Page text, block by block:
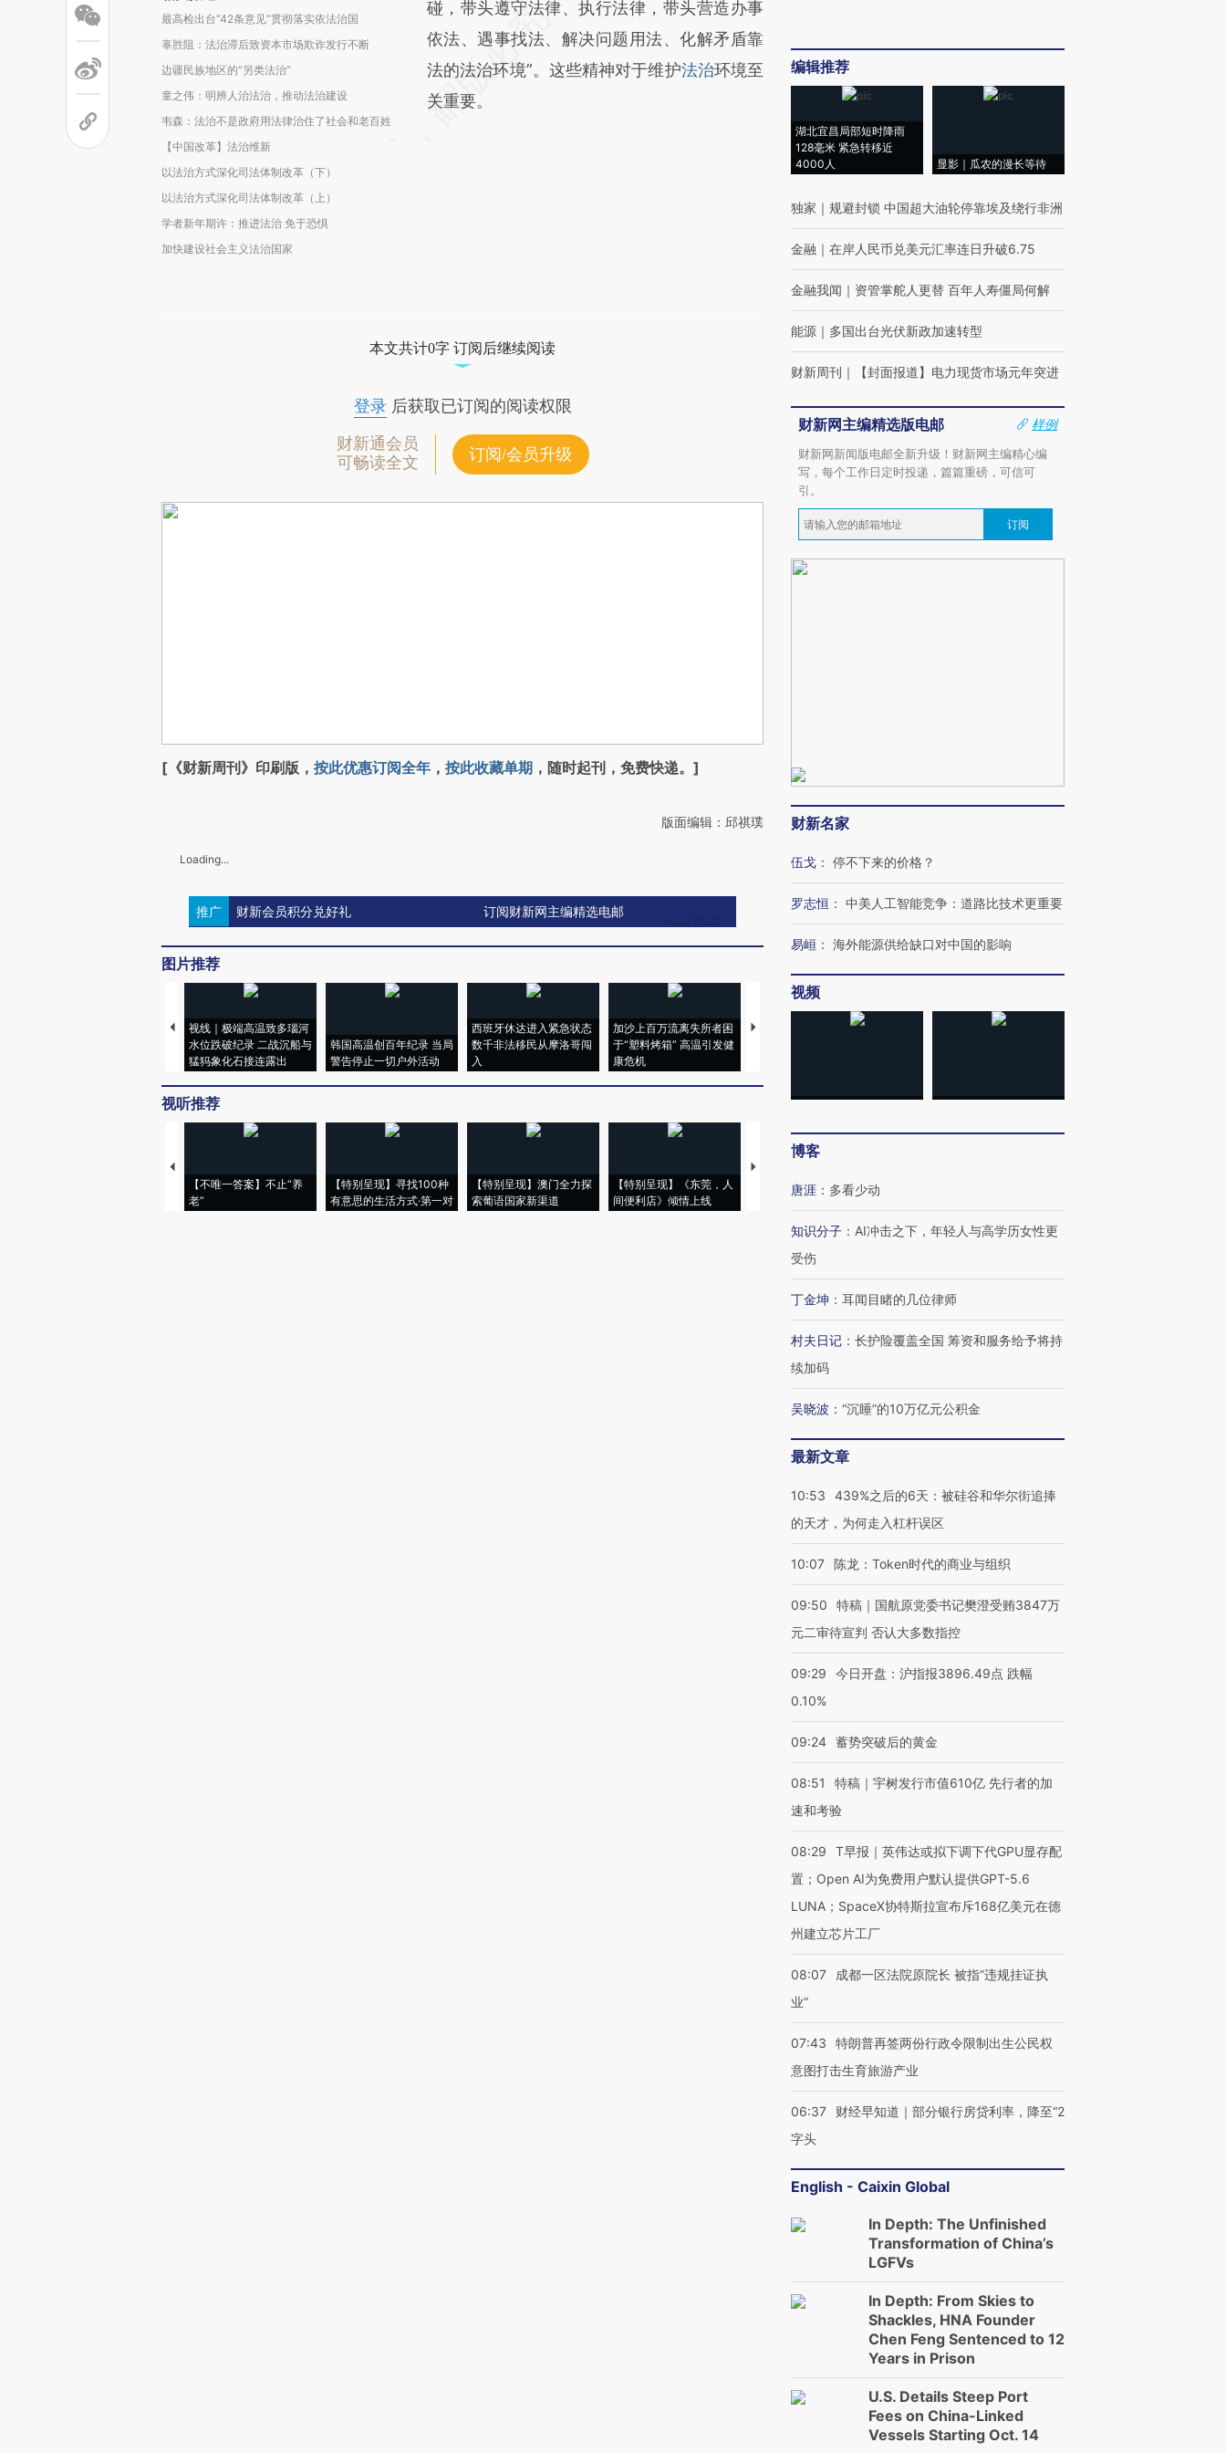
最高检出台“42条意见”贯彻落实依法治国
辜胜阻：法治滞后致资本市场欺诈发行不断
边疆民族地区的“另类法治”
童之伟：明辨人治法治，推动法治建设
韦森：法治不是政府用法律治住了社会和老百姓
【中国改革】法治维新
以法治方式深化司法体制改革（下）
以法治方式深化司法体制改革（上）
学者新年期许：推进法治 免于恐惧
加快建设社会主义法治国家
碰，带头遵守法律、执行法律，带头营造办事
依法、遇事找法、解决问题用法、化解矛盾靠
法的法治环境”。这些精神对于维护法治环境至
关重要。
本文共计0字 订阅后继续阅读
登录后获取已订阅的阅读权限
财新通会员
可畅读全文
订阅/会员升级
[《财新周刊》印刷版， 按此优惠订阅全年 ， 按此收藏单期 ，随时起刊，免费快递。]
版面编辑：邱祺璞
Loading...
推广 财新会员积分兑好礼 订阅财新网主编精选电邮
图片推荐
视线｜极端高温致多瑙河
水位跌破纪录 二战沉船与
猛犸象化石接连露出
韩国高温创百年纪录 当局
警告停止一切户外活动
西班牙休达进入紧急状态
数千非法移民从摩洛哥闯
入
加沙上百万流离失所者困
于“塑料烤箱” 高温引发健
康危机
视线｜HYROX的吸金
马航飞行员跨国走私7万
视听推荐
【不唯一答案】不止“养
老”
【特别呈现】寻找100种
有意思的生活方式·第一对
【特别呈现】澳门全力探
索葡语国家新渠道
【特别呈现】《东莞，人
间便利店》倾情上线
【推广】走进第四届链博
会，让数智科技“链”接产
编辑推荐
湖北宜昌局部短时降雨
128毫米 紧急转移近
4000人
显影｜瓜农的漫长等待
独家 ｜ 规避封锁 中国超大油轮停靠埃及绕行非洲
金融 ｜ 在岸人民币兑美元汇率连日升破6.75
金融我闻 ｜ 资管掌舵人更替 百年人寿僵局何解
能源 ｜ 多国出台光伏新政加速转型
财新周刊 ｜ 【封面报道】电力现货市场元年突进
财新网主编精选版电邮
样例
财新网新闻版电邮全新升级！财新网主编精心编
写，每个工作日定时投递，篇篇重磅，可信可
引。
订阅
财新名家
伍戈 ： 停不下来的价格？
罗志恒 ： 中美人工智能竞争：道路比技术更重要
易峘 ： 海外能源供给缺口对中国的影响
视频
博客
唐涯 ： 多看少动
知识分子 ： AI冲击之下，年轻人与高学历女性更
受伤
丁金坤 ： 耳闻目睹的几位律师
村夫日记 ： 长护险覆盖全国 筹资和服务给予将持
续加码
吴晓波 ： “沉睡”的10万亿元公积金
最新文章
10:53
439%之后的6天：被硅谷和华尔街追捧
的天才，为何走入杠杆误区
10:07 陈龙：Token时代的商业与组织
09:50
特稿｜国航原党委书记樊澄受贿3847万
元二审待宣判 否认大多数指控
09:29
今日开盘：沪指报3896.49点 跌幅
0.10%
09:24 蓄势突破后的黄金
08:51
特稿｜宇树发行市值610亿 先行者的加
速和考验
08:29
T早报｜英伟达或拟下调下代GPU显存配
置；Open AI为免费用户默认提供GPT-5.6
LUNA；SpaceX协特斯拉宣布斥168亿美元在德
州建立芯片工厂
08:07
成都一区法院原院长 被指“违规挂证执
业”
07:43
特朗普再签两份行政令限制出生公民权
意图打击生育旅游产业
06:37
财经早知道｜部分银行房贷利率，降至“2
字头
English - Caixin Global
In Depth: The Unfinished
Transformation of China’s
LGFVs
In Depth: From Skies to
Shackles, HNA Founder
Chen Feng Sentenced to 12
Years in Prison
U.S. Details Steep Port
Fees on China-Linked
Vessels Starting Oct. 14